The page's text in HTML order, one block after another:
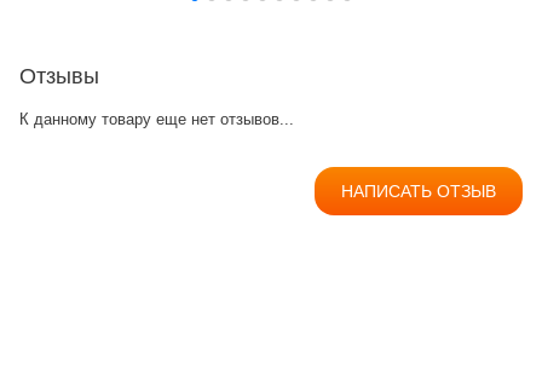
Отзывы
К данному товару еще нет отзывов...
НАПИСАТЬ ОТЗЫВ